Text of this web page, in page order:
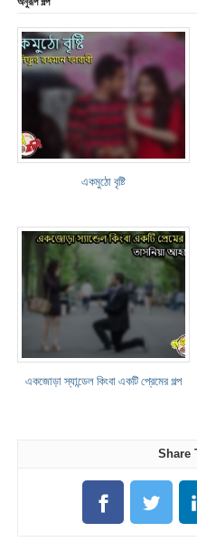
একমুঠো বৃষ্টি
একজোড়া স্যান্ডেল কিংবা একটি প্রেমের গল্প
Share